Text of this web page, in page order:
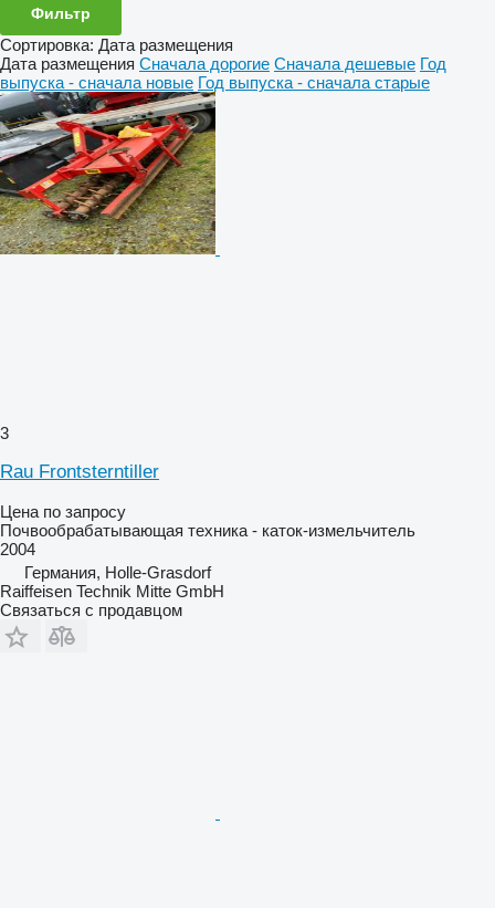
Фильтр
Сортировка: Дата размещения
Дата размещения Сначала дорогие Сначала дешевые Год
выпуска - сначала новые Год выпуска - сначала старые
3
Rau Frontsterntiller
Цена по запросу
Почвообрабатывающая техника - каток-измельчитель
2004
Германия, Holle-Grasdorf
Raiffeisen Technik Mitte GmbH
Связаться с продавцом